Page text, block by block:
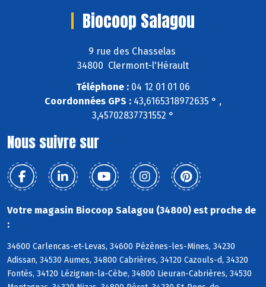
Biocoop Salagou
9 rue des Chasselas
34800 Clermont-l'Hérault
Téléphone : 04 12 01 01 06
Coordonnées GPS : 43,6165318972635 ° ,
3,45702837731552 °
Nous suivre sur
Votre magasin Biocoop Salagou (34800) est proche de
:
34600 Carlencas-et-Levas, 34600 Pézènes-les-Mines, 34230
Adissan, 34530 Aumes, 34800 Cabrières, 34120 Cazouls-d, 34320
Fontès, 34120 Lézignan-la-Cèbe, 34800 Lieuran-Cabrières, 34530